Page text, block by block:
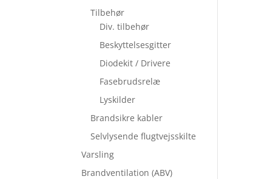
Tilbehør
Div. tilbehør
Beskyttelsesgitter
Diodekit / Drivere
Fasebrudsrelæ
Lyskilder
Brandsikre kabler
Selvlysende flugtvejsskilte
Varsling
Brandventilation (ABV)